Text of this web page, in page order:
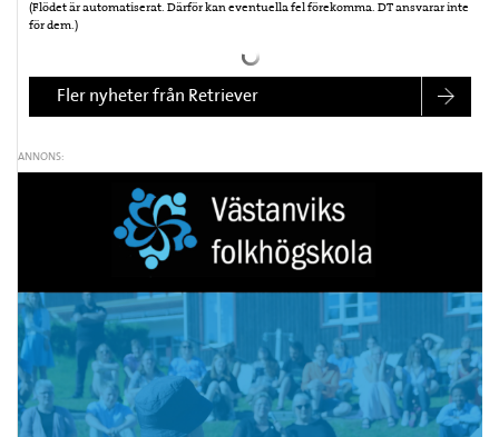
(Flödet är automatiserat. Därför kan eventuella fel förekomma. DT ansvarar inte
för dem.)
Fler nyheter från Retriever
ANNONS: